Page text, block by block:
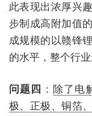
此表现出浓厚兴
步制成高附加值
成规模的以赣锋
的水平，整个行
问题四 ： 除了电
极、正极、铜箔